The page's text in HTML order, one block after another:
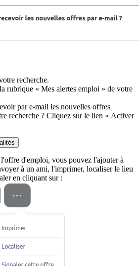
recherche.
rubrique « Mes alertes emploi » de votre
par e-mail les nouvelles offres
recherche ? Cliquez sur le lien « Activer
d'emploi, vous pouvez l'ajouter à
à un ami, l'imprimer, localiser le lieu
en cliquant sur :